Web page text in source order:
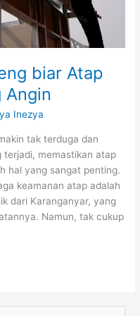
biar Atap
Angin
Inezya
tak terduga dan
terjadi, memastikan atap
hal yang sangat penting.
keamanan atap adalah
dari Karanganyar, yang
Namun, tak cukup